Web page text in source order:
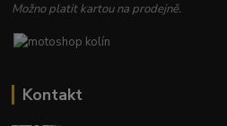
Možno platit kartou na prodejně.
Kontakt